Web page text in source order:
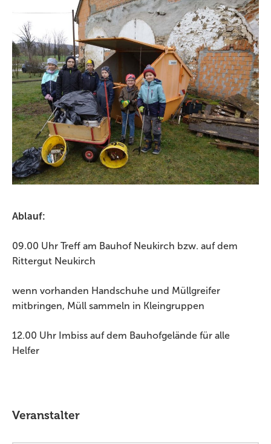
Ablauf:
09.00 Uhr Treff am Bauhof Neukirch bzw. auf dem
Rittergut Neukirch
wenn vorhanden Handschuhe und Müllgreifer
mitbringen, Müll sammeln in Kleingruppen
12.00 Uhr Imbiss auf dem Bauhofgelände für alle
Helfer
Veranstalter